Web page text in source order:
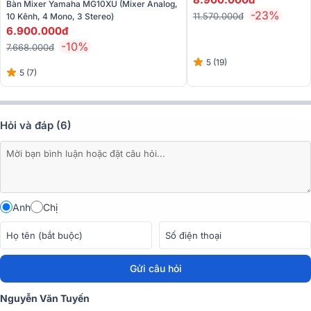
Một trong những điểm mạnh giúpYamaha MG12XUđược giới kỹ
thuật viên đánh giá cao chính là mạch tiền khuếch đại D-PRE Class-
song để tăng cường điện áp và cải thiện phản hồi tín hiệu, mang
đến âm thanh mượt mà, chi tiết và trung thực hơn so với các
preamp thông thường.
Ưu điểm nổi bật:
trầm sâu đến dải cao sáng.
Độ méo thấp, giảm nhiễu và biến dạng tín hiệu, giúp âm thanh
Bàn Mixer Yamaha MG10XU (Mixer Analog,
10 Kênh, 4 Mono, 3 Stereo)
6.900.000đ
7.668.000đ -10%
5 (7)
11.570.000đ -23%
5 (19)
Hỏi và đáp (6)
Anh Chị
Gửi câu hỏi
Nguyễn Văn Tuyến